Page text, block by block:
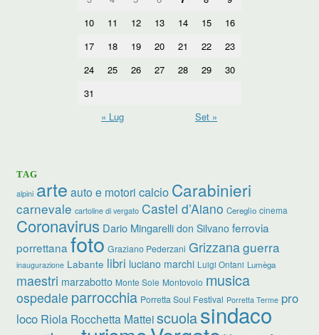
10
11 12 13 14 15
16
17
18 19 20 21 22
23
24
25 26 27 28 29
30
31
« Lug
Set »
TAG
alpini arte auto e motori calcio Carabinieri
carnevale cartoline di vergato Castel d’Aiano Cereglio cinema
Coronavirus Dario Mingarelli don Silvano ferrovia
porrettana foto Graziano Pederzani Grizzanaguerra
inaugurazione Labante libri luciano marchi Luigi Ontani Lumèga
maestri marzabotto Monte Sole Montovolo musica
ospedale parrocchia Porretta Soul Festival Porretta Terme pro
loco Riola Rocchetta Matteiscuolasindaco